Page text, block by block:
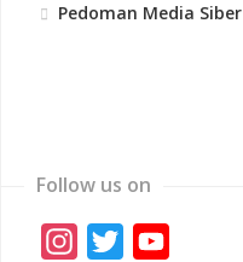
Pedoman Media Siber
Follow us on
Instagram
Twitter